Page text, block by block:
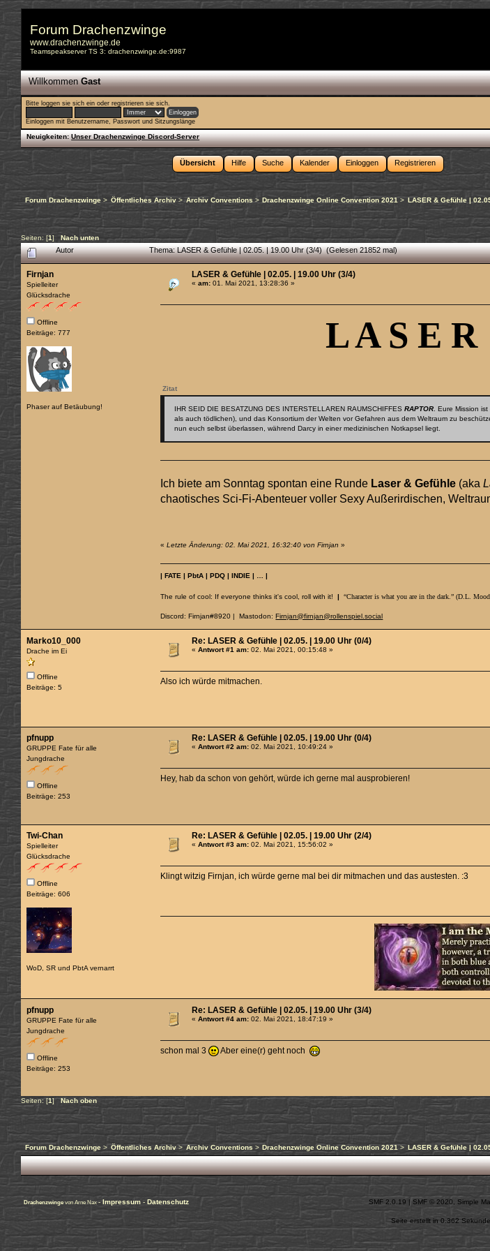
Forum Drachenzwinge
www.drachenzwinge.de
Teamspeakserver TS 3: drachenzwinge.de:9987
WillkommenGast
Bitte loggen sie sich ein oderregistrieren sie sich.
Einloggen mit Benutzername, Passwort und Sitzungslänge
Neuigkeiten: Unser Drachenzwinge Discord-Server
Übersicht Hilfe Suche Kalender Einloggen Registrieren
Forum Drachenzwinge > Öffentliches Archiv> Archiv Conventions> Drachenzwinge Online Convention 2021> LASER & Gefühle |
Seiten: [1] Nach unten
Autor Thema: LASER & Gefühle | 02.05. | 19.00 Uhr (3/4) (Gelesen 21852 mal)
Firnjan
Spielleiter
Glücksdrache
Offline
Beiträge: 777
Phaser auf Betäubung!
LASER & Gefühle | 02.05. | 19.00 Uhr (3/4)
«am: 01. Mai 2021, 13:28:36 »
L A S E R
Zitat
IHR SEID DIE BESATZUNG DES INTERSTELLAREN RAUMSCHIFFESRAPTOR . Eure Mission
als auch tödlichen), und das Konsortium der Welten vor Gefahren aus dem Weltraum zu
nun euch selbst überlassen, während Darcy in einer medizinischen Notkapsel liegt.
Ich biete am Sonntag spontan eine Runde Laser & Gefühle (aka
chaotisches Sci-Fi-Abenteuer voller Sexy Außerirdischen,
«Letzte Änderung: 02. Mai 2021, 16:32:40 von Firnjan »
| FATE | PbtA | PDQ | INDIE | … |
The rule of cool: If everyone thinks it's cool, roll with it!| “Character is what you are in the dark.” (D.L.
Discord: Firnjan#8920 | Mastodon:Firnjan@firnjan@rollenspiel.social
Marko10_000
Drache im Ei
Offline
Beiträge: 5
Re: LASER & Gefühle | 02.05. | 19.00 Uhr (0/4)
«Antwort #1 am: 02. Mai 2021, 00:15:48 »
Also ich würde mitmachen.
pfnupp
GRUPPE Fate für alle
Jungdrache
Offline
Beiträge: 253
Re: LASER & Gefühle | 02.05. | 19.00 Uhr (0/4)
«Antwort #2 am: 02. Mai 2021, 10:49:24 »
Hey, hab da schon von gehört, würde ich gerne mal ausprobieren!
Twi-Chan
Spielleiter
Glücksdrache
Offline
Beiträge: 606
WoD, SR und PbtA vernarrt
Re: LASER & Gefühle | 02.05. | 19.00 Uhr (2/4)
«Antwort #3 am: 02. Mai 2021, 15:56:02 »
Klingt witzig Firnjan, ich würde gerne mal bei dir mitmachen und das austesten. :3
pfnupp
GRUPPE Fate für alle
Jungdrache
Offline
Beiträge: 253
Re: LASER & Gefühle | 02.05. | 19.00 Uhr (3/4)
«Antwort #4 am: 02. Mai 2021, 18:47:19 »
schon mal 3 Aber eine(r) geht noch
Seiten: [1]Nach oben
Forum Drachenzwinge > Öffentliches Archiv> Archiv Conventions > Drachenzwinge Online Convention 2021> LASER & Gefühle |
Drachenzwinge von Arne Nax - Impressum - Datenschutz SMF 2.0.19 | SMF © 2020 Simple
Seite erstellt in 0.362